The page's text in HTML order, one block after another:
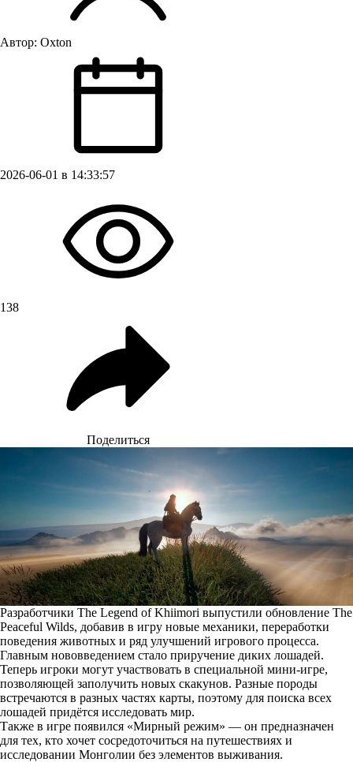
Автор: Oxton
2026-06-01 в 14:33:57
138
Поделиться
Разработчики The Legend of Khiimori выпустили обновление The
Peaceful Wilds, добавив в игру новые механики, переработки
поведения животных и ряд улучшений игрового процесса.
Главным нововведением стало приручение диких лошадей.
Теперь игроки могут участвовать в специальной мини-игре,
позволяющей заполучить новых скакунов. Разные породы
встречаются в разных частях карты, поэтому для поиска всех
лошадей придётся исследовать мир.
Также в игре появился «Мирный режим» — он предназначен
для тех, кто хочет сосредоточиться на путешествиях и
исследовании Монголии без элементов выживания.